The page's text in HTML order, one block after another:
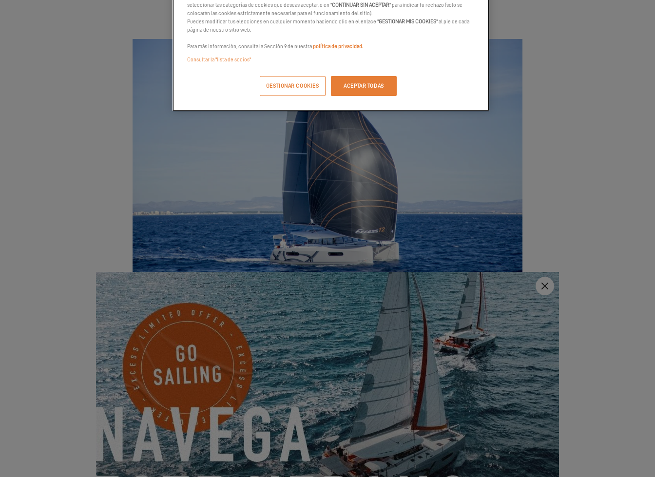
Excess es sinónimo de sensaciones, diversión y, sobre todo, placer de navegar. Veleros en armonía con el estilo de vida de los
nuevos marineros. El pack Pulse Line se ha desarrollado para todos los navegantes en busca de altas prestaciones. Para
todavía más placer al timón, este pack está disponible para toda la gama Excess :
Excess 11,Excess 12;Excess 15.
El pack se compone de 7 a 8 elementos:
Un aparejo más alto, con más superficie vélica.
Una vela mayor de cabeza cuadrada y un foque auto-virante de corte tri-radial / Pro Radial de color gris.
El barco recibe un complemento de acastillaje por babor, un tangón y un enrollador de código 0 (o de spi).
Un barber hauler volante para controlar u optimizar aún más el rendimiento de la Mayor.
Líneas de vida textiles en gris y naranja, firmadas Lancelin.
Ruedas de timones de material composite en color naranja vivo firmadas Carbonautica.
Decoración de casco Pulse Line, firmada Isabelle Keller.
Para el Excess 12 únicamente: la instalación de un tercer rizo de Mayor. Incrementa el rendimiento del barco en
ceñida con vientos fuertes adaptando fácilmente la superficie vélica a las condiciones meteorológicas, así se
consigue un buen equilibrio vélico de una manera sencilla. Además, un tercer rizo aporta más confort de navegación
a bordo.
seleccionar las categorías de cookies que deseas aceptar, o en "CONTINUAR SIN ACEPTAR" para indicar tu rechazo (solo se
colocarán las cookies estrictamente necesarias para el funcionamiento del sitio).
Puedes modificar tus elecciones en cualquier momento haciendo clic en el enlace "GESTIONAR MIS COOKIES" al pie de cada
página de nuestro sitio web.
Para más información, consulta la Sección 9 de nuestrapolítica de privacidad.
Consultar la "lista de socios"
GESTIONAR COOKIES ACEPTAR TODAS
Close